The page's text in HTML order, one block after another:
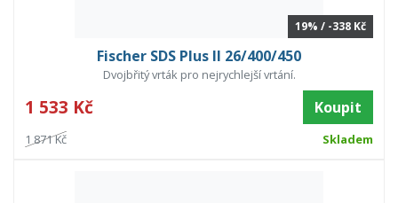
19% / -338 Kč
Fischer SDS Plus II 26/400/450
Dvojbřitý vrták pro nejrychlejší vrtání.
1 533 Kč Koupit
1 871 Kč Skladem